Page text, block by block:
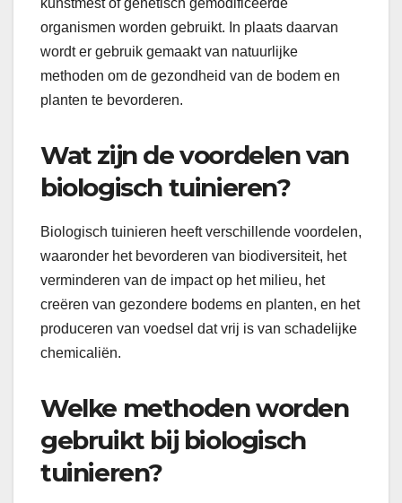
kunstmest of genetisch gemodificeerde
organismen worden gebruikt. In plaats daarvan
wordt er gebruik gemaakt van natuurlijke
methoden om de gezondheid van de bodem en
planten te bevorderen.
Wat zijn de voordelen van
biologisch tuinieren?
Biologisch tuinieren heeft verschillende voordelen,
waaronder het bevorderen van biodiversiteit, het
verminderen van de impact op het milieu, het
creëren van gezondere bodems en planten, en het
produceren van voedsel dat vrij is van schadelijke
chemicaliën.
Welke methoden worden
gebruikt bij biologisch
tuinieren?